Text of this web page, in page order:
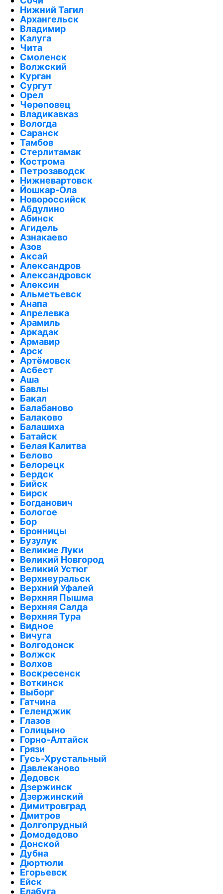
Нижний Тагил
Архангельск
Владимир
Калуга
Чита
Смоленск
Волжский
Курган
Сургут
Орел
Череповец
Владикавказ
Вологда
Саранск
Тамбов
Стерлитамак
Кострома
Петрозаводск
Нижневартовск
Йошкар-Ола
Новороссийск
Абдулино
Абинск
Агидель
Азнакаево
Азов
Аксай
Александров
Александровск
Алексин
Альметьевск
Анапа
Апрелевка
Арамиль
Аркадак
Армавир
Арск
Артёмовск
Асбест
Аша
Бавлы
Бакал
Балабаново
Балаково
Балашиха
Батайск
Белая Калитва
Белово
Белорецк
Бердск
Бийск
Бирск
Богданович
Бологое
Бор
Бронницы
Бузулук
Великие Луки
Великий Новгород
Великий Устюг
Верхнеуральск
Верхний Уфалей
Верхняя Пышма
Верхняя Салда
Верхняя Тура
Видное
Вичуга
Волгодонск
Волжск
Волхов
Воскресенск
Воткинск
Выборг
Гатчина
Геленджик
Глазов
Голицыно
Горно-Алтайск
Грязи
Гусь-Хрустальный
Давлеканово
Дедовск
Дзержинск
Дзержинский
Димитровград
Дмитров
Долгопрудный
Домодедово
Донской
Дубна
Дюртюли
Егорьевск
Ейск
Елабуга